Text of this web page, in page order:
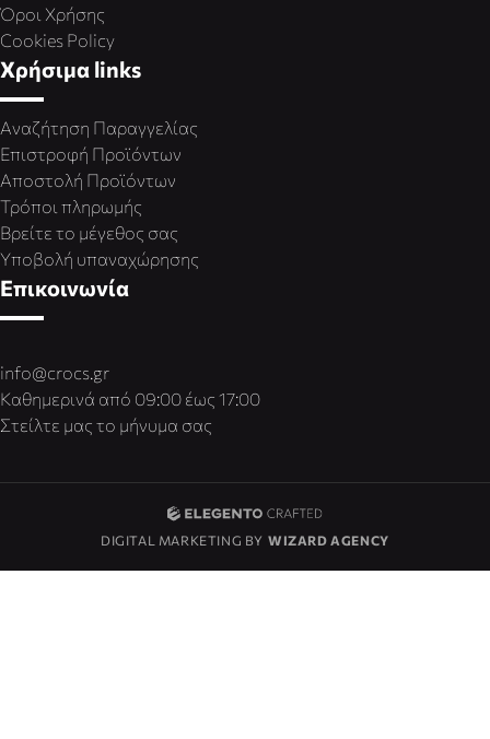
Όροι Χρήσης
Cookies Policy
Χρήσιμα links
Αναζήτηση Παραγγελίας
Επιστροφή Προϊόντων
Αποστολή Προϊόντων
Τρόποι πληρωμής
Βρείτε το μέγεθος σας
Υποβολή υπαναχώρησης
Επικοινωνία
info@crocs.gr
Καθημερινά από 09:00 έως 17:00
Στείλτε μας το μήνυμα σας
DIGITAL MARKETING BY WIZARD AGENCY